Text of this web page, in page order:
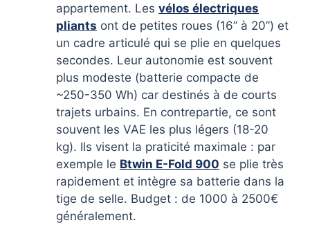
appartement. Les vélos électriques
pliants ont de petites roues (16” à 20”) et
un cadre articulé qui se plie en quelques
secondes. Leur autonomie est souvent
plus modeste (batterie compacte de
~250-350 Wh) car destinés à de courts
trajets urbains. En contrepartie, ce sont
souvent les VAE les plus légers (18-20
kg). Ils visent la praticité maximale : par
exemple le Btwin E-Fold 900 se plie très
rapidement et intègre sa batterie dans la
tige de selle. Budget : de 1000 à 2500€
généralement.